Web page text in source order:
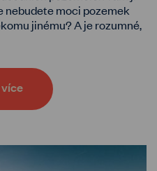
nebudete moci pozemek
jinému? A je rozumné,